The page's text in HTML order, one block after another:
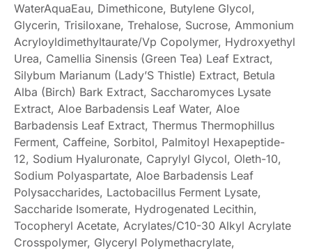
WaterAquaEau, Dimethicone, Butylene Glycol,
Glycerin, Trisiloxane, Trehalose, Sucrose, Ammonium
Acryloyldimethyltaurate/Vp Copolymer, Hydroxyethyl
Urea, Camellia Sinensis (Green Tea) Leaf Extract,
Silybum Marianum (Lady’S Thistle) Extract, Betula
Alba (Birch) Bark Extract, Saccharomyces Lysate
Extract, Aloe Barbadensis Leaf Water, Aloe
Barbadensis Leaf Extract, Thermus Thermophillus
Ferment, Caffeine, Sorbitol, Palmitoyl Hexapeptide-
12, Sodium Hyaluronate, Caprylyl Glycol, Oleth-10,
Sodium Polyaspartate, Aloe Barbadensis Leaf
Polysaccharides, Lactobacillus Ferment Lysate,
Saccharide Isomerate, Hydrogenated Lecithin,
Tocopheryl Acetate, Acrylates/C10-30 Alkyl Acrylate
Crosspolymer, Glyceryl Polymethacrylate,